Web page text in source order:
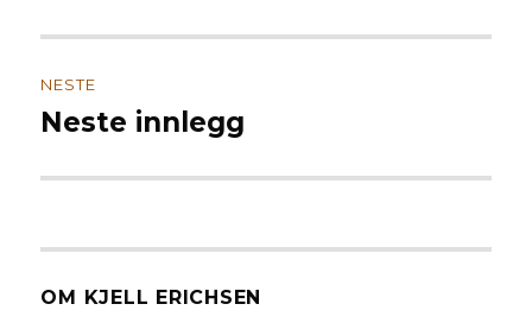
NESTE
Neste
Neste innlegg
OM KJELL ERICHSEN